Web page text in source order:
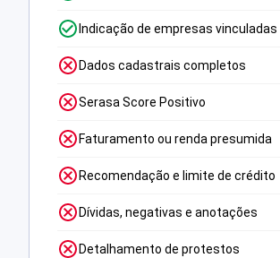
Indicação de empresas vinculadas
Dados cadastrais completos
Serasa Score Positivo
Faturamento ou renda presumida
Recomendação e limite de crédito
Dívidas, negativas e anotações
Detalhamento de protestos